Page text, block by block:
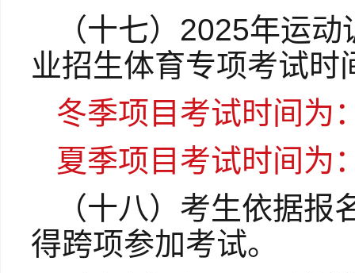
（十七）2025年运
业招生体育专项考试时
冬季项目考试时间为
夏季项目考试时间为
（十八）考生依据
得跨项参加考试。